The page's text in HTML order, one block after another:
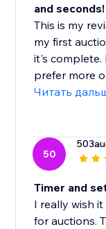
and seconds!
This is my
my first
it's complete.
prefer more
Читать
50
Timer and
I really wish
for auctions.